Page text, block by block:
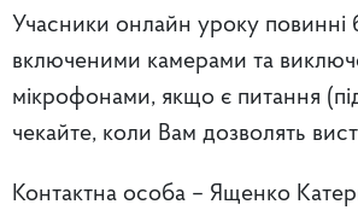
Учасники онлайн уроку повинні
включеними камерами та
мікрофонами, якщо є питання
чекайте, коли Вам дозволять
Контактна особа – Ященко